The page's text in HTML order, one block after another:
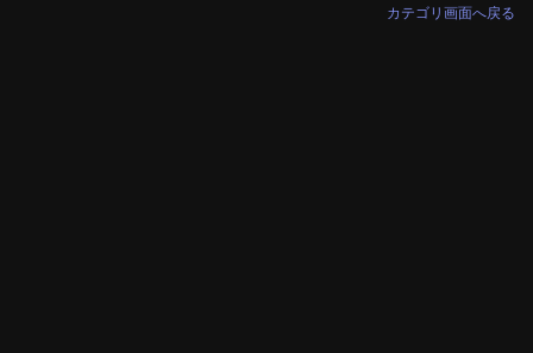
カテゴリ画面へ戻る